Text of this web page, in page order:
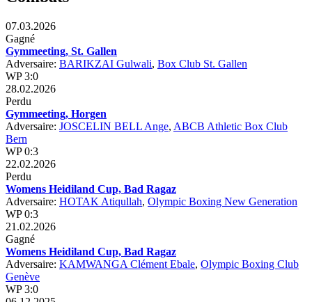
07.03.2026
Gagné
Gymmeeting, St. Gallen
Adversaire: BARIKZAI Gulwali, Box Club St. Gallen
WP 3:0
28.02.2026
Perdu
Gymmeeting, Horgen
Adversaire: JOSCELIN BELL Ange, ABCB Athletic Box Club
Bern
WP 0:3
22.02.2026
Perdu
Womens Heidiland Cup, Bad Ragaz
Adversaire: HOTAK Atiqullah, Olympic Boxing New Generation
WP 0:3
21.02.2026
Gagné
Womens Heidiland Cup, Bad Ragaz
Adversaire: KAMWANGA Clément Ebale, Olympic Boxing Club
Genève
WP 3:0